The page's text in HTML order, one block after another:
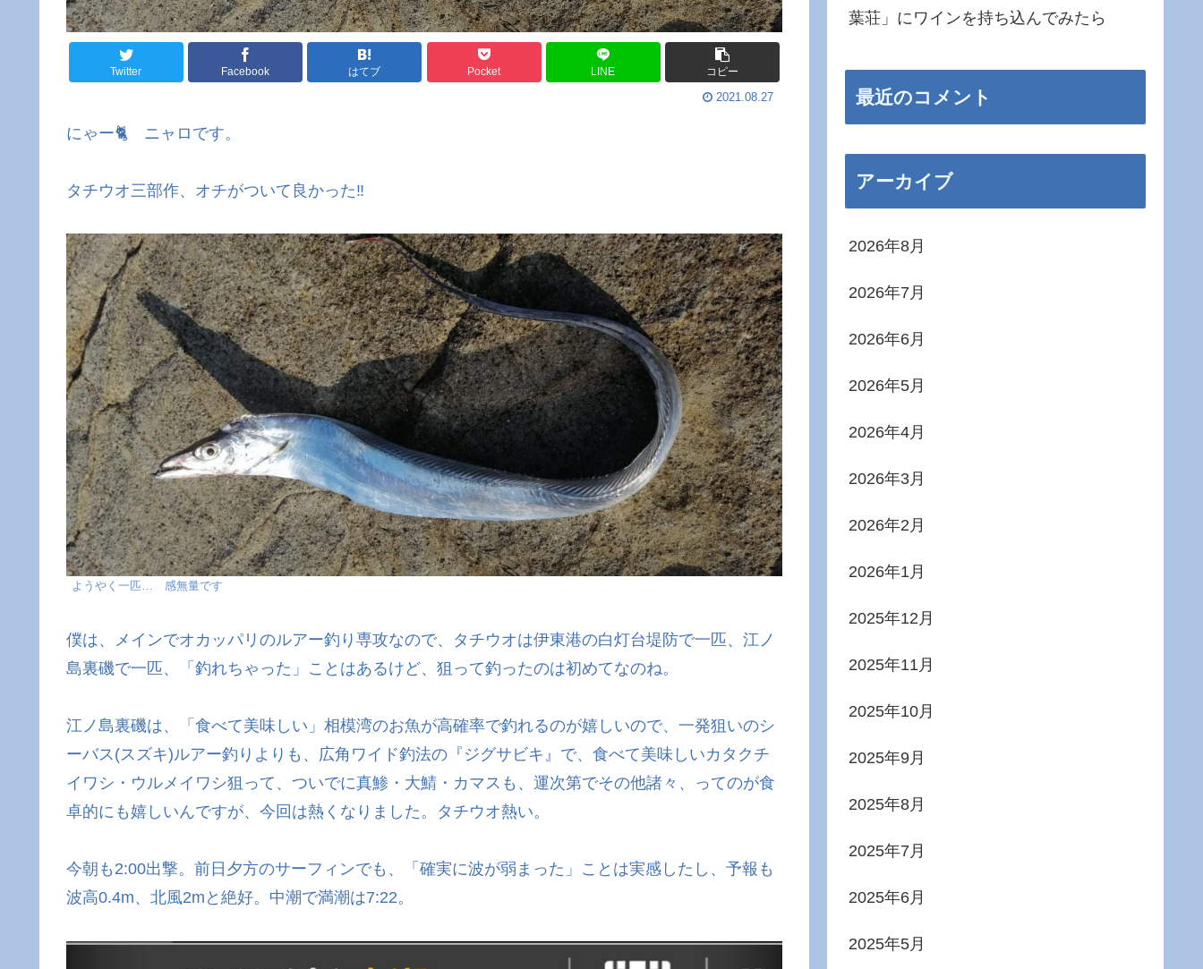
Twitter Facebook はてブ Pocket LINE コピー
2021.08.27
にゃー🐈 ニャロです。
タチウオ三部作、オチがついて良かった‼️
ようやく一匹… 感無量です
僕は、メインでオカッパリのルアー釣り専攻なので、タチウオは伊東港の白灯台堤防で一匹、江ノ
島裏磯で一匹、「釣れちゃった」ことはあるけど、狙って釣ったのは初めてなのね。
江ノ島裏磯は、「食べて美味しい」相模湾のお魚が高確率で釣れるのが嬉しいので、一発狙いのシ
ーバス(スズキ)ルアー釣りよりも、広角ワイド釣法の『ジグサビキ』で、食べて美味しいカタクチ
イワシ・ウルメイワシ狙って、ついでに真鯵・大鯖・カマスも、運次第でその他諸々、ってのが食
卓的にも嬉しいんですが、今回は熱くなりました。タチウオ熱い。
今朝も2:00出撃。前日夕方のサーフィンでも、「確実に波が弱まった」ことは実感したし、予報も
波高0.4m、北風2mと絶好。中潮で満潮は7:22。
葉荘」にワインを持ち込んでみたら
最近のコメント
アーカイブ
2026年8月
2026年7月
2026年6月
2026年5月
2026年4月
2026年3月
2026年2月
2026年1月
2025年12月
2025年11月
2025年10月
2025年9月
2025年8月
2025年7月
2025年6月
2025年5月